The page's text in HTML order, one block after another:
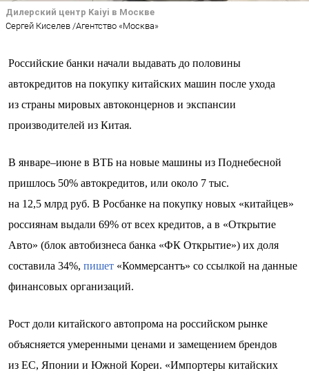
Дилерский центр Kaiyi в Москве
Сергей Киселев /Агентство «Москва»
Российские банки начали выдавать до половины
автокредитов на покупку китайских машин после ухода
из страны мировых автоконцернов и экспансии
производителей из Китая.
В январе–июне в ВТБ на новые машины из Поднебесной
пришлось 50% автокредитов, или около 7 тыс.
на 12,5 млрд руб. В Росбанке на покупку новых «китайцев»
россиянам выдали 69% от всех кредитов, а в «Открытие
Авто» (блок автобизнеса банка «ФК Открытие») их доля
составила 34%, пишет «Коммерсантъ» со ссылкой на данные
финансовых организаций.
Рост доли китайского автопрома на российском рынке
объясняется умеренными ценами и замещением брендов
из ЕС, Японии и Южной Кореи. «Импортеры китайских